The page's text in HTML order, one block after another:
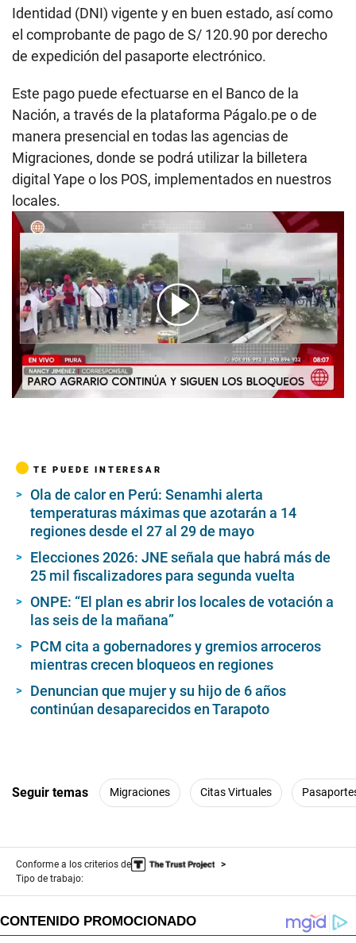
Identidad (DNI) vigente y en buen estado, así como
el comprobante de pago de S/ 120.90 por derecho
de expedición del pasaporte electrónico.
Este pago puede efectuarse en el Banco de la
Nación, a través de la plataforma Págalo.pe o de
manera presencial en todas las agencias de
Migraciones, donde se podrá utilizar la billetera
digital Yape o los POS, implementados en nuestros
locales.
00:00/06:16
TE PUEDE INTERESAR
Ola de calor en Perú: Senamhi alerta
temperaturas máximas que azotarán a 14
regiones desde el 27 al 29 de mayo
Elecciones 2026: JNE señala que habrá más de
25 mil fiscalizadores para segunda vuelta
ONPE: “El plan es abrir los locales de votación a
las seis de la mañana”
PCM cita a gobernadores y gremios arroceros
mientras crecen bloqueos en regiones
Denuncian que mujer y su hijo de 6 años
continúan desaparecidos en Tarapoto
Seguir temas Migraciones Citas Virtuales
Conforme a los criterios de
Tipo de trabajo: